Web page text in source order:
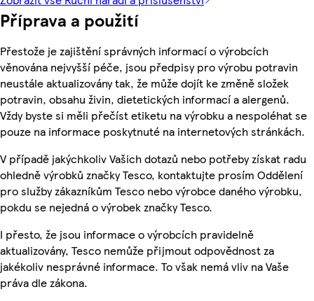
Příprava a použití
Přestože je zajištění správných informací o výrobcích
věnována nejvyšší péče, jsou předpisy pro výrobu potravin
neustále aktualizovány tak, že může dojít ke změně složek
potravin, obsahu živin, dietetických informací a alergenů.
Vždy byste si měli přečíst etiketu na výrobku a nespoléhat se
pouze na informace poskytnuté na internetových stránkách.
V případě jakýchkoliv Vašich dotazů nebo potřeby získat radu
ohledně výrobků značky Tesco, kontaktujte prosím Oddělení
pro služby zákazníkům Tesco nebo výrobce daného výrobku,
pokdu se nejedná o výrobek značky Tesco.
I přesto, že jsou informace o výrobcích pravidelně
aktualizovány, Tesco nemůže přijmout odpovědnost za
jakékoliv nesprávné informace. To však nemá vliv na Vaše
práva dle zákona.